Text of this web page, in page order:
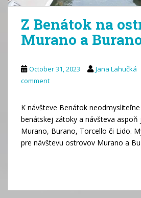
Z Benátok na
Murano a
October 31, 2023 Jana Lahučká
comment
K návšteve Benátok
benátskej zátoky a návšteva
Murano, Burano, Torcello či Lido.
pre návštevu ostrovov Murano a